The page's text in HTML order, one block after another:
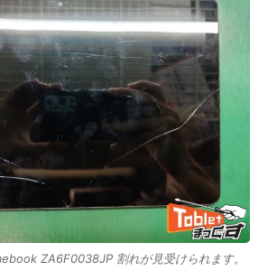
ZA6F0038JP 割れが見受けられます。